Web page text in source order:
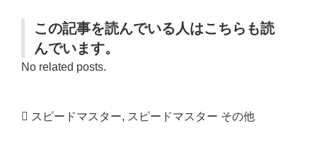
この記事を読んでいる人はこちらも読
んでいます。
No related posts.
スピードマスター, スピードマスター その他